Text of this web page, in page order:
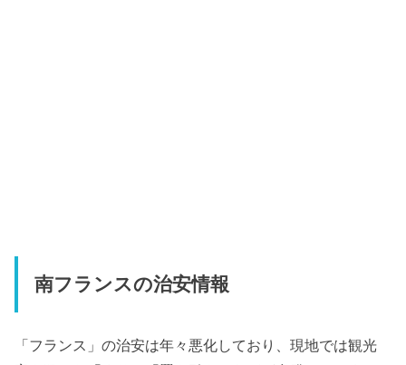
南フランスの治安情報
「フランス」の治安は年々悪化しており、現地では観光